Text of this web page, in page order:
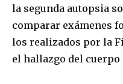
la segunda autopsia
comparar exámenes
los realizados por la
el hallazgo del cuerpo